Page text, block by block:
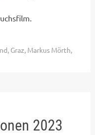
, Graz, Markus Mörth,
2023